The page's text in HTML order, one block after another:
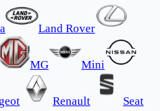
Land Rover
MG Mini
Renault Seat